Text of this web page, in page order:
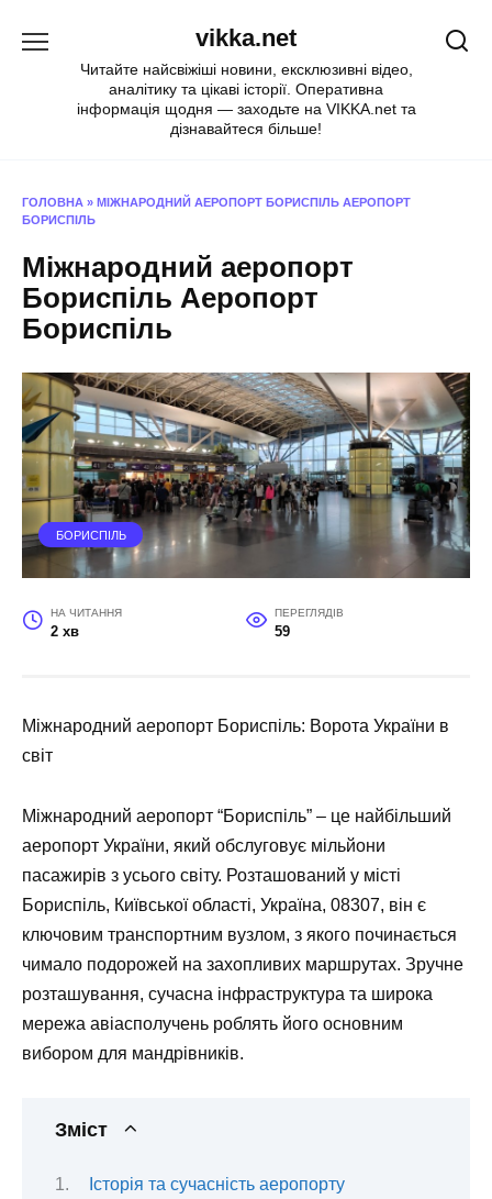
vikka.net
Читайте найсвіжіші новини, ексклюзивні відео,
аналітику та цікаві історії. Оперативна
інформація щодня — заходьте на VIKKA.net та
дізнавайтеся більше!
ГОЛОВНА » МІЖНАРОДНИЙ АЕРОПОРТ БОРИСПІЛЬ АЕРОПОРТ
БОРИСПІЛЬ
Міжнародний аеропорт
Бориспіль Аеропорт
Бориспіль
БОРИСПІЛЬ
НА ЧИТАННЯ
2 хв
ПЕРЕГЛЯДІВ
59
Міжнародний аеропорт Бориспіль: Ворота України в
світ
Міжнародний аеропорт “Бориспіль” – це найбільший
аеропорт України, який обслуговує мільйони
пасажирів з усього світу. Розташований у місті
Бориспіль, Київської області, Україна, 08307, він є
ключовим транспортним вузлом, з якого починається
чимало подорожей на захопливих маршрутах. Зручне
розташування, сучасна інфраструктура та широка
мережа авіасполучень роблять його основним
вибором для мандрівників.
Зміст
Історія та сучасність аеропорту